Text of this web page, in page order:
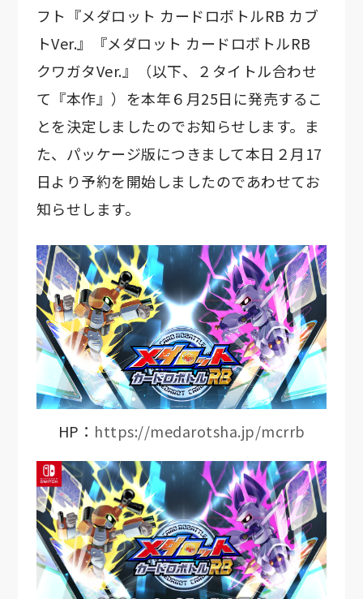
フト『メダロット カードロボトルRB カブ
トVer.』『メダロット カードロボトルRB
クワガタVer.』（以下、２タイトル合わせ
て『本作』）を本年６月25日に発売するこ
とを決定しましたのでお知らせします。ま
た、パッケージ版につきまして本日２月17
日より予約を開始しましたのであわせてお
知らせします。
HP： https://medarotsha.jp/mcrrb